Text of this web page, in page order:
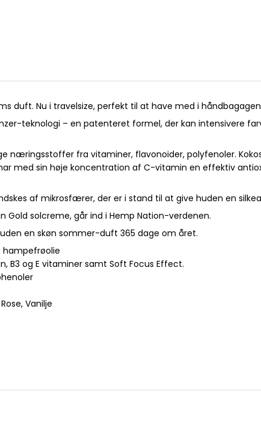
duft. Nu i travelsize, perfekt til at have med i
teknologi – en patenteret formel, der kan intensivere
næringsstoffer fra vitaminer, flavonoider, polyfenoler.
med sin høje koncentration af C-vitamin en effektiv
af mikrosfærer, der er i stand til at give huden en
Gold solcreme, går ind i Hemp Nation-verdenen.
en skøn sommer-duft 365 dage om året.
hampefrøolie
B3 og E vitaminer samt Soft Focus Effect.
Vanilje